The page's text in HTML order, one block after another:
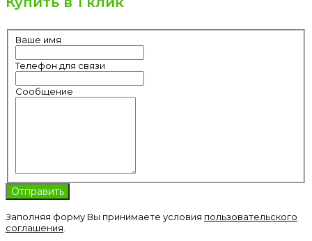
Ваше имя
Телефон для связи
Сообщение
Заполняя форму Вы принимаете условия пользовательского
соглашения